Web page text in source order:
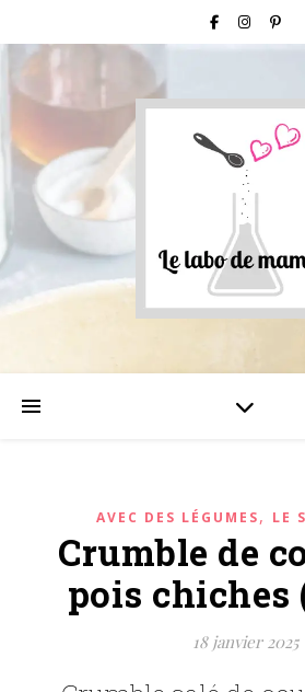
AVEC DES LÉGUMES, LE
Crumble de
pois chiches
18 janvier 2025